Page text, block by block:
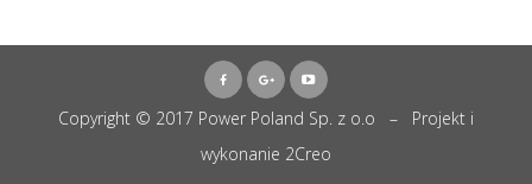
Copyright © 2017 Power Poland Sp. z o.o – Projekt i
wykonanie 2Creo